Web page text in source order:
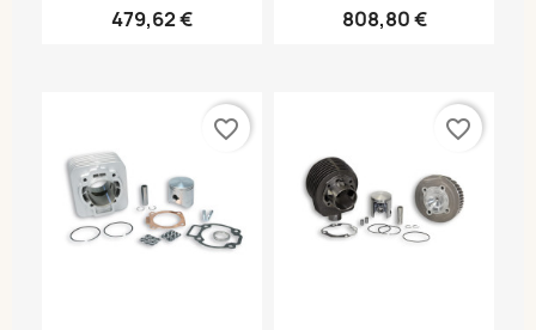
479,62 € 808,80 €
favorite_border favorite_border